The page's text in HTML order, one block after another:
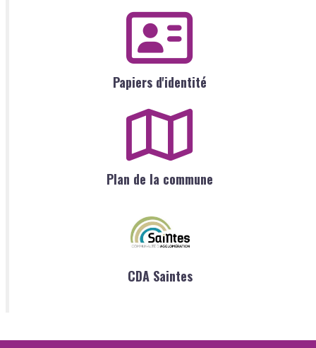
Papiers d'identité
Plan de la commune
CDA Saintes